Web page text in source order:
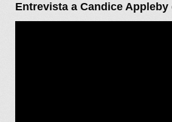
Entrevista a Candice Appleby